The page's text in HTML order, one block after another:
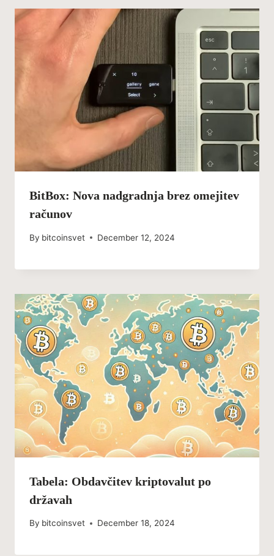
BitBox: Nova nadgradnja brez omejitev
računov
By bitcoinsvet December 12, 2024
Tabela: Obdavčitev kriptovalut po
državah
By bitcoinsvet December 18, 2024